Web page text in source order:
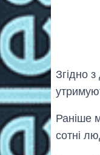
Згідно
Раніше
сотні